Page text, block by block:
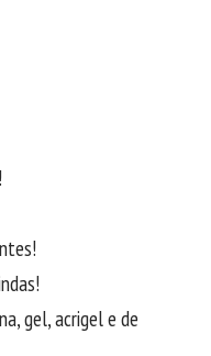
gel, acrigel e de